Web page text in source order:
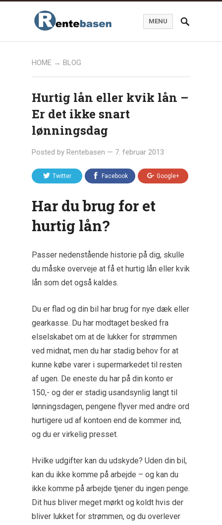
MENU
HOME → BLOG
Hurtig lån eller kvik lån –
Er det ikke snart
lønningsdag
Posted by Rentebasen — 7. februar 2013
Twitter Facebook Google+
Har du brug for et
hurtig lån?
Passer nedenstående historie på dig, skulle
du måske overveje at få et hurtig lån eller kvik
lån som det også kaldes.
Du er flad og din bil har brug for nye dæk eller
gearkasse. Du har modtaget besked fra
elselskabet om at de lukker for strømmen
ved midnat, men du har stadig behov for at
kunne købe varer i supermarkedet til resten
af ugen. De eneste du har på din konto er
150,- og der er stadig usandsynlig langt til
lønningsdagen, pengene flyver med andre ord
hurtigere ud af kontoen end de kommer ind,
og du er virkelig presset.
Hvilke udgifter kan du udskyde? Uden din bil,
kan du ikke komme på arbejde – og kan du
ikke komme på arbejde tjener du ingen penge.
Dit hus bliver meget mørkt og koldt hvis der
bliver lukket for strømmen, og du overlever